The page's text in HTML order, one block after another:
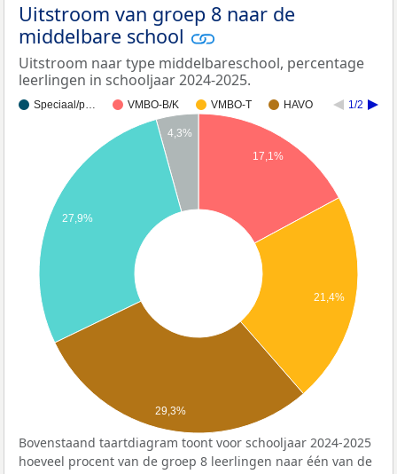
Uitstroom van groep 8 naar de
middelbare school
Uitstroom naar type middelbareschool, percentage
leerlingen in schooljaar 2024-2025.
Speciaal/p… VMBO-B/K VMBO-T HAVO 1/2
17,1%
21,4%
4,3%
27,9%
29,3%
Bovenstaand taartdiagram toont voor schooljaar 2024-2025
hoeveel procent van de groep 8 leerlingen naar één van de